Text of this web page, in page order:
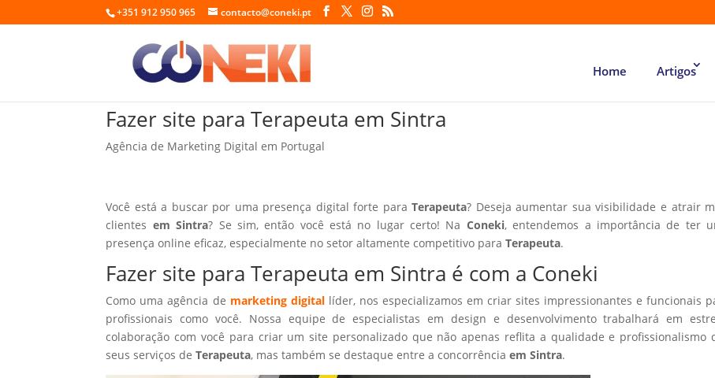
+351 912 950 965 contacto@coneki.pt
Home Artigos
Fazer site para Terapeuta em Sintra
Agência de Marketing Digital em Portugal
Você está a buscar por uma presença digital forte paraTerapeuta? Deseja aumentar sua visibilidade e atrair
clientes em Sintra? Se sim, então você está no lugar certo! Na Coneki, entendemos a importância de ter
presença online eficaz, especialmente no setor altamente competitivo paraTerapeuta.
Fazer site para Terapeuta em Sintra é com a Coneki
Como uma agência de marketing digitallíder, nos especializamos em criar sites impressionantes e funcionais
profissionais como você. Nossa equipe de especialistas em design e desenvolvimento trabalhará em
colaboração com você para criar um site personalizado que não apenas reflita a qualidade e profissionalismo
seus serviços deTerapeuta, mas também se destaque entre a concorrênciaem Sintra.